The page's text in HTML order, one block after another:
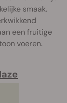
smaak.
een fruitige
voeren.